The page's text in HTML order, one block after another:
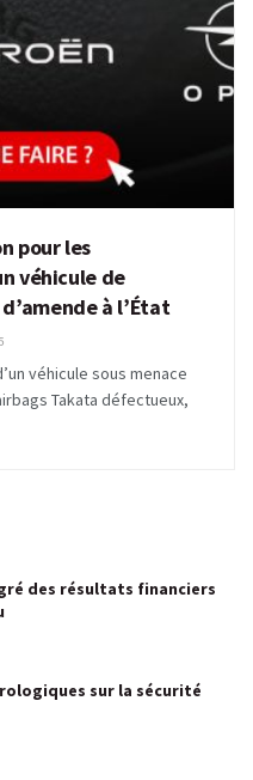
pour les
véhicule de
à l’État
véhicule sous menace
Takata défectueux,
des résultats financiers
sur la sécurité